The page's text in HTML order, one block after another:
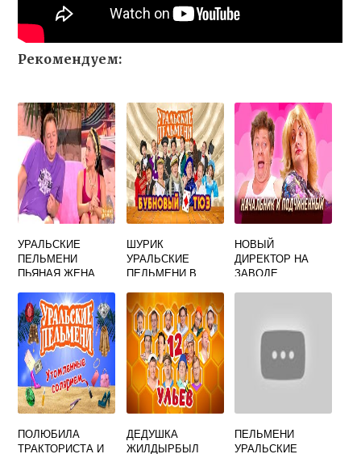
Рекомендуем:
УРАЛЬСКИЕ
ПЕЛЬМЕНИ
ПЬЯНАЯ ЖЕНА
ШУРИК
УРАЛЬСКИЕ
ПЕЛЬМЕНИ В
НОВЫЙ
ДИРЕКТОР НА
ЗАВОДЕ
ПОЛЮБИЛА
ТРАКТОРИСТА И
ДЕДУШКА
ЖИЛДЫРБЫЛ
ПЕЛЬМЕНИ
УРАЛЬСКИЕ